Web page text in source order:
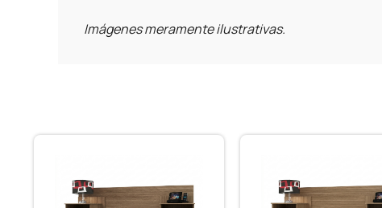
Imágenes meramente ilustrativas.